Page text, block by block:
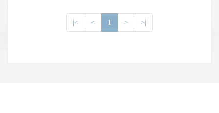
|< < 1 > >|